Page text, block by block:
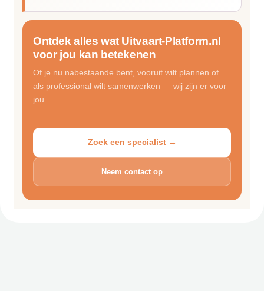
Ontdek alles wat Uitvaart-Platform.nl
voor jou kan betekenen
Of je nu nabestaande bent, vooruit wilt plannen of
als professional wilt samenwerken — wij zijn er voor
jou.
Zoek een specialist →
Neem contact op